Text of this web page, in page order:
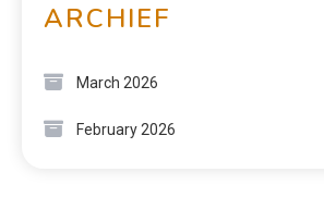
ARCHIEF
March 2026
February 2026